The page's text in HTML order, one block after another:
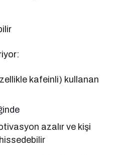
kafeinli) kullanan
azalır ve kişi